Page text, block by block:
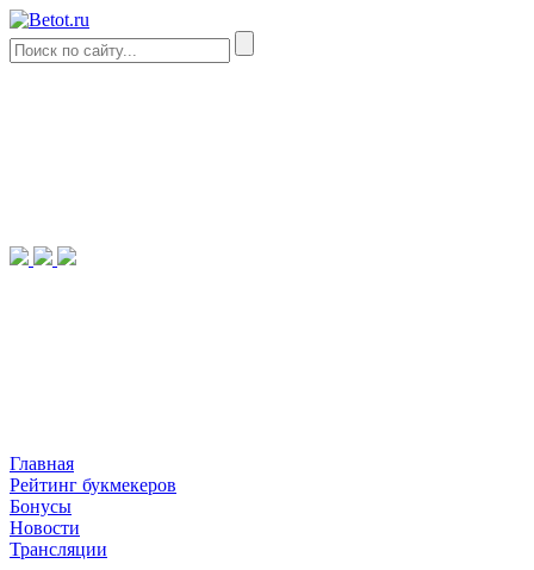
Главная
Рейтинг букмекеров
Бонусы
Новости
Трансляции